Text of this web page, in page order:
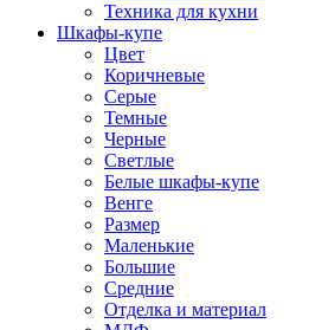
Техника для кухни
Шкафы-купе
Цвет
Коричневые
Серые
Темные
Черные
Светлые
Белые шкафы-купе
Венге
Размер
Маленькие
Большие
Средние
Отделка и материал